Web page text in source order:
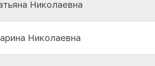
Николаевна
Николаевна